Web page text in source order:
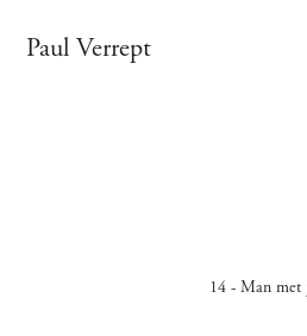
Paul Verrept
14 - Man met